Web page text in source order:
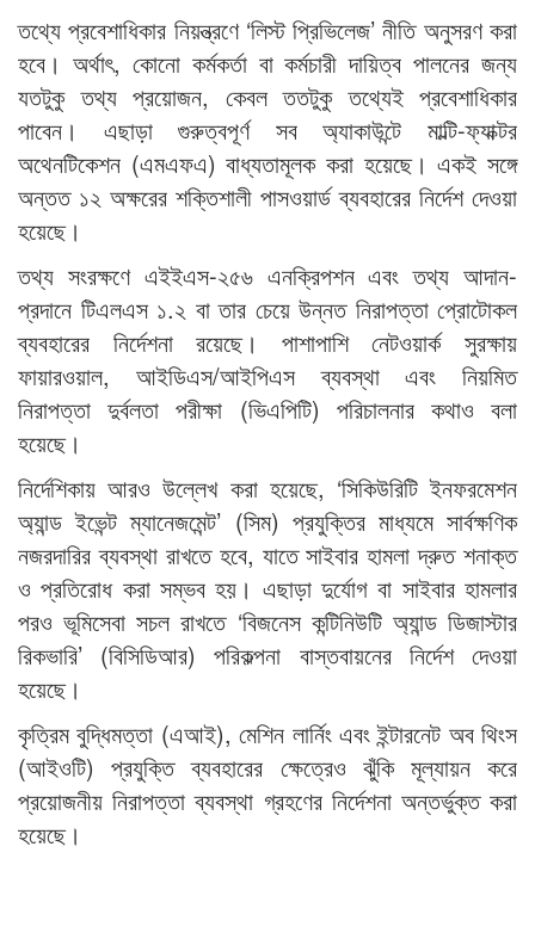
তথ্যে প্রবেশাধিকার নিয়ন্ত্রণে ‘লিস্ট প্রিভিলেজ’ নীতি অনুসরণ করা
হবে। অর্থাৎ, কোনো কর্মকর্তা বা কর্মচারী দায়িত্ব পালনের জন্য
যতটুকু তথ্য প্রয়োজন, কেবল ততটুকু তথ্যেই প্রবেশাধিকার
পাবেন। এছাড়া গুরুত্বপূর্ণ সব অ্যাকাউন্টে মাল্টি-ফ্যাক্টর
অথেনটিকেশন (এমএফএ) বাধ্যতামূলক করা হয়েছে। একই সঙ্গে
অন্তত ১২ অক্ষরের শক্তিশালী পাসওয়ার্ড ব্যবহারের নির্দেশ দেওয়া
হয়েছে।
তথ্য সংরক্ষণে এইইএস-২৫৬ এনক্রিপশন এবং তথ্য আদান-
প্রদানে টিএলএস ১.২ বা তার চেয়ে উন্নত নিরাপত্তা প্রোটোকল
ব্যবহারের নির্দেশনা রয়েছে। পাশাপাশি নেটওয়ার্ক সুরক্ষায়
ফায়ারওয়াল, আইডিএস/আইপিএস ব্যবস্থা এবং নিয়মিত
নিরাপত্তা দুর্বলতা পরীক্ষা (ভিএপিটি) পরিচালনার কথাও বলা
হয়েছে।
নির্দেশিকায় আরও উল্লেখ করা হয়েছে, ‘সিকিউরিটি ইনফরমেশন
অ্যান্ড ইভেন্ট ম্যানেজমেন্ট’ (সিম) প্রযুক্তির মাধ্যমে সার্বক্ষণিক
নজরদারির ব্যবস্থা রাখতে হবে, যাতে সাইবার হামলা দ্রুত শনাক্ত
ও প্রতিরোধ করা সম্ভব হয়। এছাড়া দুর্যোগ বা সাইবার হামলার
পরও ভূমিসেবা সচল রাখতে ‘বিজনেস কন্টিনিউটি অ্যান্ড ডিজাস্টার
রিকভারি’ (বিসিডিআর) পরিকল্পনা বাস্তবায়নের নির্দেশ দেওয়া
হয়েছে।
কৃত্রিম বুদ্ধিমত্তা (এআই), মেশিন লার্নিং এবং ইন্টারনেট অব থিংস
(আইওটি) প্রযুক্তি ব্যবহারের ক্ষেত্রেও ঝুঁকি মূল্যায়ন করে
প্রয়োজনীয় নিরাপত্তা ব্যবস্থা গ্রহণের নির্দেশনা অন্তর্ভুক্ত করা
হয়েছে।